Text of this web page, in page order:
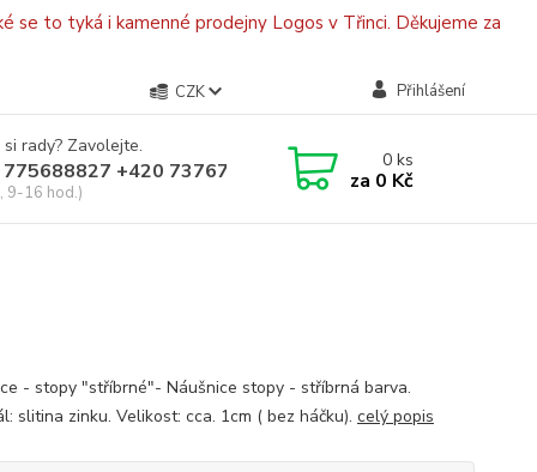
se to tyká i kamenné prodejny Logos v Třinci. Děkujeme za
CZK Přihlášení
rady? Zavolejte.
+420 737670415
9-16 hod.)
0ks
za 0 Kč
- stopy "stříbrné"- Náušnice stopy - stříbrná barva.
slitina zinku. Velikost: cca. 1cm ( bez háčku). celý popis